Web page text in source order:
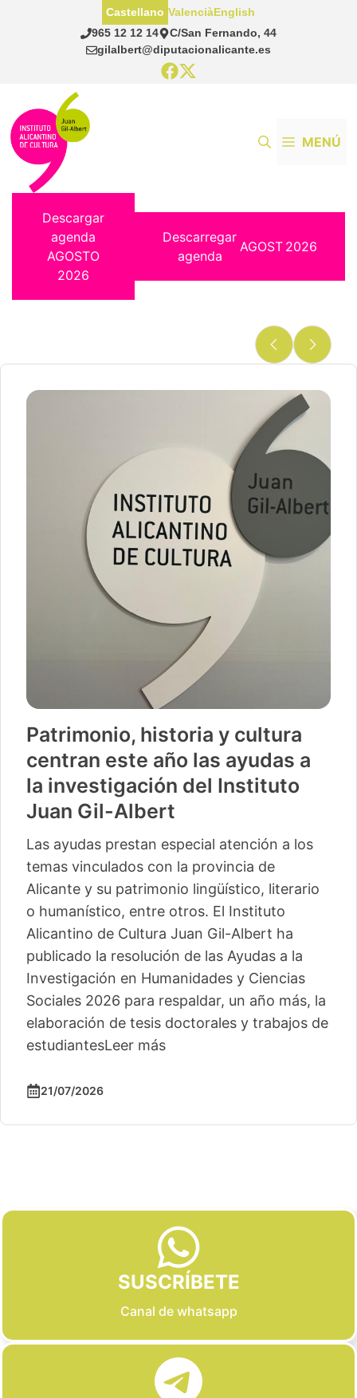
965 12 12 14
C/San Fernando, 44
gilalbert@diputacionalicante.es
Castellano ValenciàEnglish
MENÚ
Descargar
agenda
AGOSTO
2026
Descarregar
agenda
AGOST 2026
Patrimonio, historia y cultura
centran este año las ayudas a
la investigación del Instituto
Juan Gil-Albert
Las ayudas prestan especial atención a los
temas vinculados con la provincia de
Alicante y su patrimonio lingüístico, literario
o humanístico, entre otros. El Instituto
Alicantino de Cultura Juan Gil-Albert ha
publicado la resolución de las Ayudas a la
Investigación en Humanidades y Ciencias
Sociales 2026 para respaldar, un año más, la
elaboración de tesis doctorales y trabajos de
estudiantesLeer más
21/07/2026
SUSCRÍBETE
Canal de whatsapp